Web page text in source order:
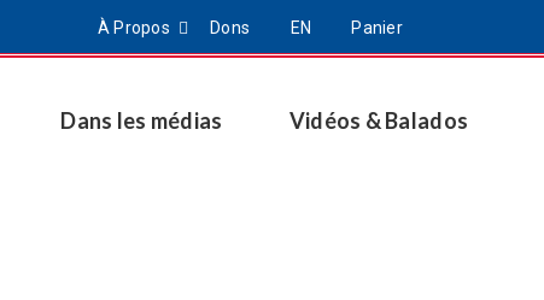
À Propos Dons EN Panier
Dans les médias Vidéos & Balados